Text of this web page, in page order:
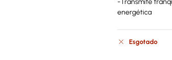
energética
Esgotado